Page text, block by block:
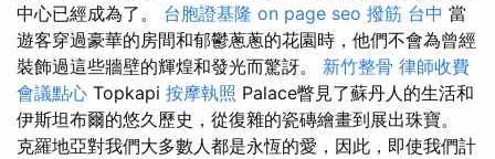
中心已經成為了。 台胞證基隆 on page seo 撥筋 台中 當
遊客穿過豪華的房間和郁鬱蔥蔥的花園時，他們不會為曾經
裝飾過這些牆壁的輝煌和發光而驚訝。 新竹整骨 律師收費
會議點心 Topkapi 按摩執照 Palace瞥見了蘇丹人的生活和
伊斯坦布爾的悠久歷史，從復雜的瓷磚繪畫到展出珠寶。
克羅地亞對我們大多數人都是永恆的愛，因此，即使我們計